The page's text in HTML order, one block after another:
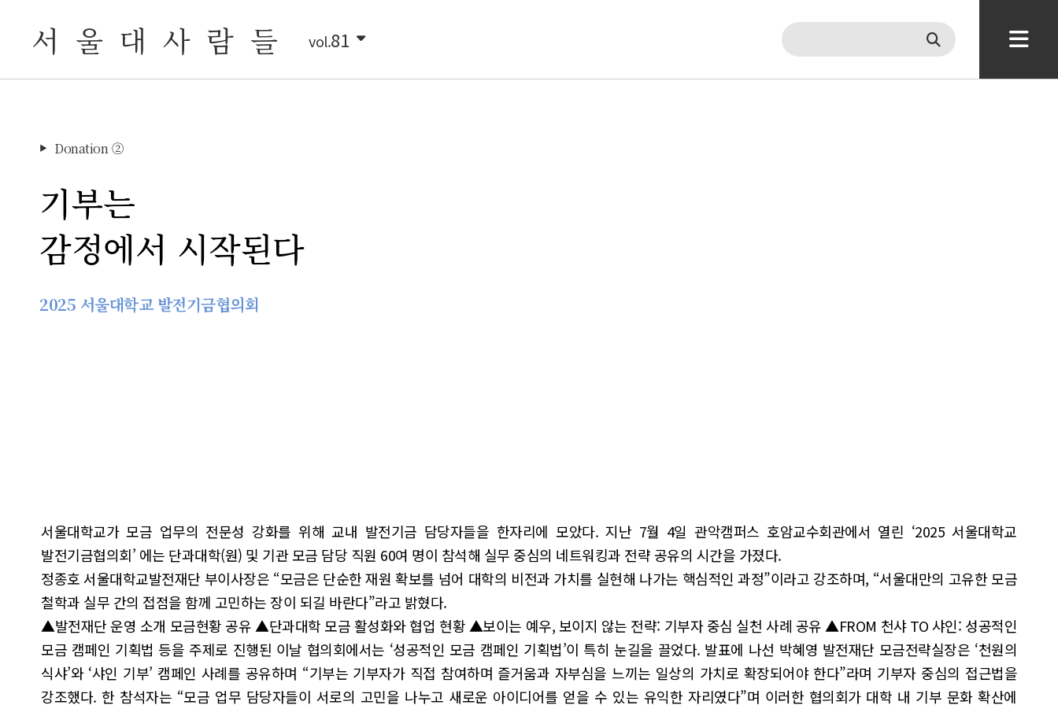
서 울 대 사 람 들 vol.81
▶ Donation ②
기부는
감정에서 시작된다
2025 서울대학교 발전기금협의회
서울대학교가 모금 업무의 전문성 강화를 위해 교내 발전기금 담당자들을 한자리에 모았다. 지난 7월 4일 관악캠퍼스 호암교수회관에서 열린 ‘2025 서울대학교
발전기금협의회’ 에는 단과대학(원) 및 기관 모금 담당 직원 60여 명이 참석해 실무 중심의 네트워킹과 전략 공유의 시간을 가졌다.
정종호 서울대학교발전재단 부이사장은 “모금은 단순한 재원 확보를 넘어 대학의 비전과 가치를 실현해 나가는 핵심적인 과정”이라고 강조하며, “서울대만의 고유한 모금
철학과 실무 간의 접점을 함께 고민하는 장이 되길 바란다”라고 밝혔다.
▲발전재단 운영 소개 모금현황 공유 ▲단과대학 모금 활성화와 협업 현황 ▲보이는 예우, 보이지 않는 전략: 기부자 중심 실천 사례 공유 ▲FROM 천샤 TO 샤인: 성공적인
모금 캠페인 기획법 등을 주제로 진행된 이날 협의회에서는 ‘성공적인 모금 캠페인 기획법’이 특히 눈길을 끌었다. 발표에 나선 박혜영 발전재단 모금전략실장은 ‘천원의
식샤’와 ‘샤인 기부’ 캠페인 사례를 공유하며 “기부는 기부자가 직접 참여하며 즐거움과 자부심을 느끼는 일상의 가치로 확장되어야 한다”라며 기부자 중심의 접근법을
강조했다. 한 참석자는 “모금 업무 담당자들이 서로의 고민을 나누고 새로운 아이디어를 얻을 수 있는 유익한 자리였다”며 이러한 협의회가 대학 내 기부 문화 확산에